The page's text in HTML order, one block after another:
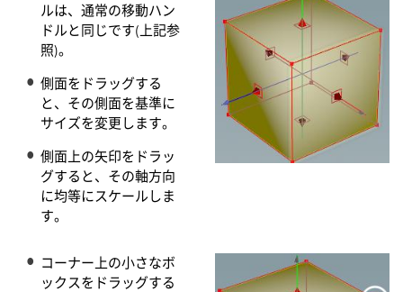
ルは、通常の移動ハン
ドルと同じです(上記参
照)。
側面をドラッグする
と、その側面を基準に
サイズを変更します。
側面上の矢印をドラッ
グすると、その軸方向
に均等にスケールしま
す。
コーナー上の小さなボ
ックスをドラッグする